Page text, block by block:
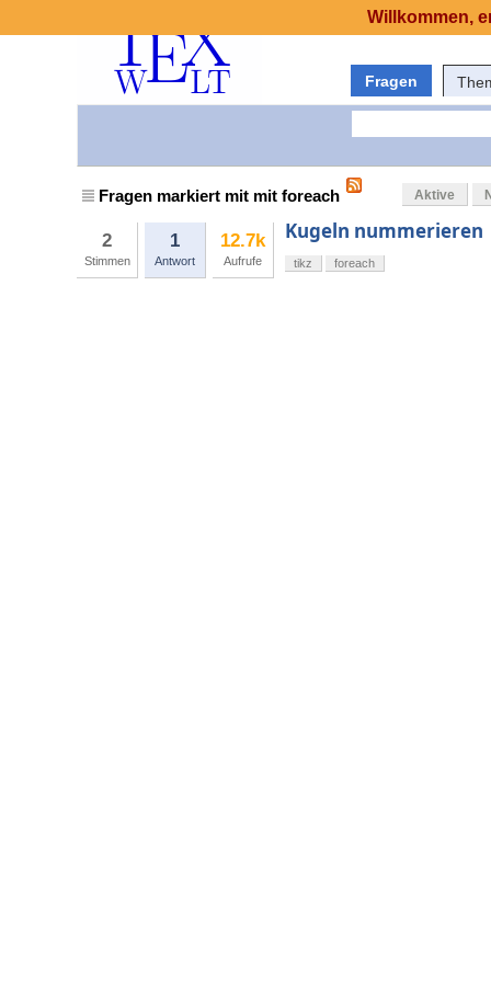
Fragen
Fragen markiert mit mit foreach Aktive
2
Stimmen
1
Antwort
12.7k
Aufrufe
Kugeln nummerieren
tikz foreach
Willkommen,